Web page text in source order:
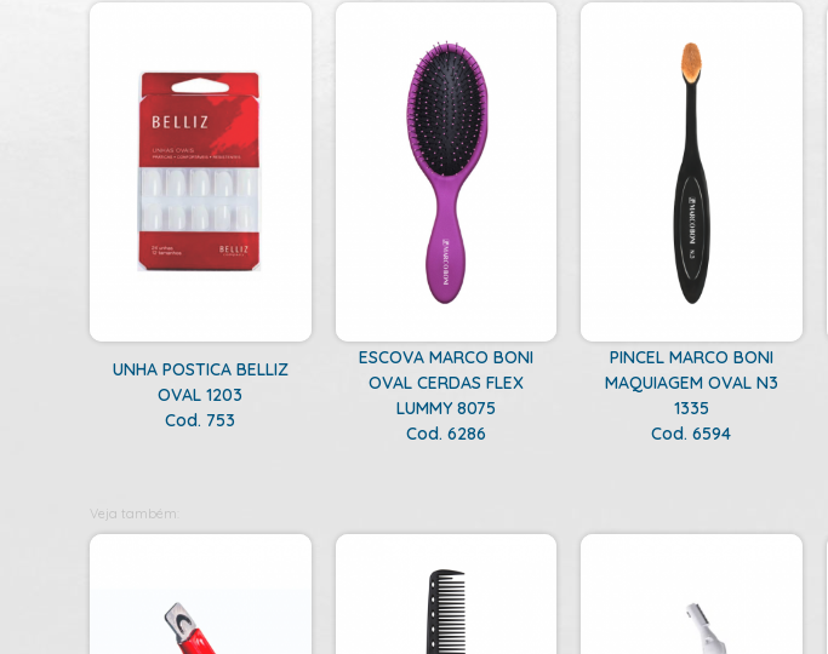
UNHA POSTICA BELLIZ
OVAL 1203
Cod. 753
ESCOVA MARCO BONI
OVAL CERDAS FLEX
LUMMY 8075
Cod. 6286
PINCEL MARCO BONI
MAQUIAGEM OVAL N3
1335
Cod. 6594
Veja também: